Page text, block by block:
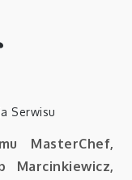
Serwisu
MasterChef,